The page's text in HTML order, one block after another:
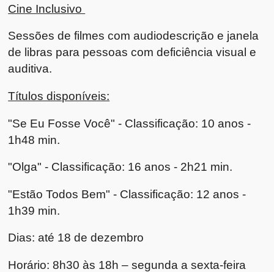
Cine Inclusivo
Sessões de filmes com audiodescrição e janela
de libras para pessoas com deficiência visual e
auditiva.
Títulos disponíveis:
"Se Eu Fosse Você" - Classificação: 10 anos -
1h48 min.
"Olga" - Classificação: 16 anos - 2h21 min.
"Estão Todos Bem" - Classificação: 12 anos -
1h39 min.
Dias: até 18 de dezembro
Horário: 8h30 às 18h – segunda a sexta-feira